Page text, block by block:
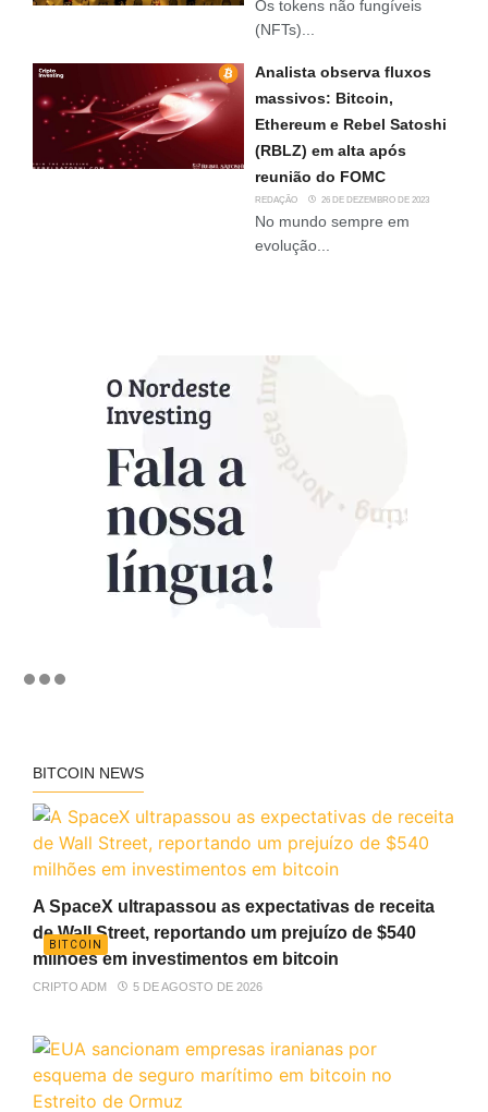
Os tokens não fungíveis
(NFTs)...
Analista observa fluxos
massivos: Bitcoin,
Ethereum e Rebel Satoshi
(RBLZ) em alta após
reunião do FOMC
REDAÇÃO 26 DE DEZEMBRO DE 2023
No mundo sempre em
evolução...
BITCOIN NEWS
BITCOIN
A SpaceX ultrapassou as expectativas de receita
de Wall Street, reportando um prejuízo de $540
milhões em investimentos em bitcoin
CRIPTO ADM 5 DE AGOSTO DE 2026